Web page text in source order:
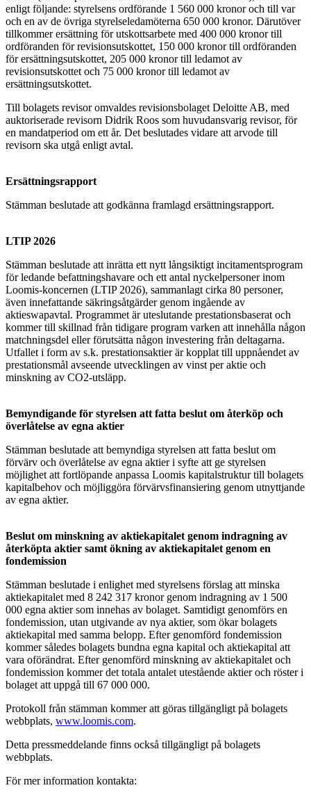
enligt följande: styrelsens ordförande 1 560 000 kronor och till var
och en av de övriga styrelseledamöterna 650 000 kronor. Därutöver
tillkommer ersättning för utskottsarbete med 400 000 kronor till
ordföranden för revisionsutskottet, 150 000 kronor till ordföranden
för ersättningsutskottet, 205 000 kronor till ledamot av
revisionsutskottet och 75 000 kronor till ledamot av
ersättningsutskottet.
Till bolagets revisor omvaldes revisionsbolaget Deloitte AB, med
auktoriserade revisorn Didrik Roos som huvudansvarig revisor, för
en mandatperiod om ett år. Det beslutades vidare att arvode till
revisorn ska utgå enligt avtal.
Ersättningsrapport
Stämman beslutade att godkänna framlagd ersättningsrapport.
LTIP 2026
Stämman beslutade att inrätta ett nytt långsiktigt incitamentsprogram
för ledande befattningshavare och ett antal nyckelpersoner inom
Loomis-koncernen (LTIP 2026), sammanlagt cirka 80 personer,
även innefattande säkringsåtgärder genom ingående av
aktieswapavtal. Programmet är uteslutande prestationsbaserat och
kommer till skillnad från tidigare program varken att innehålla någon
matchningsdel eller förutsätta någon investering från deltagarna.
Utfallet i form av s.k. prestationsaktier är kopplat till uppnåendet av
prestationsmål avseende utvecklingen av vinst per aktie och
minskning av CO2-utsläpp.
Bemyndigande för styrelsen att fatta beslut om återköp och
överlåtelse av egna aktier
Stämman beslutade att bemyndiga styrelsen att fatta beslut om
förvärv och överlåtelse av egna aktier i syfte att ge styrelsen
möjlighet att fortlöpande anpassa Loomis kapitalstruktur till bolagets
kapitalbehov och möjliggöra förvärvsfinansiering genom utnyttjande
av egna aktier.
Beslut om minskning av aktiekapitalet genom indragning av
återköpta aktier samt ökning av aktiekapitalet genom en
fondemission
Stämman beslutade i enlighet med styrelsens förslag att minska
aktiekapitalet med 8 242 317 kronor genom indragning av 1 500
000 egna aktier som innehas av bolaget. Samtidigt genomförs en
fondemission, utan utgivande av nya aktier, som ökar bolagets
aktiekapital med samma belopp. Efter genomförd fondemission
kommer således bolagets bundna egna kapital och aktiekapital att
vara oförändrat. Efter genomförd minskning av aktiekapitalet och
fondemission kommer det totala antalet utestående aktier och röster i
bolaget att uppgå till 67 000 000.
Protokoll från stämman kommer att göras tillgängligt på bolagets
webbplats, www.loomis.com.
Detta pressmeddelande finns också tillgängligt på bolagets
webbplats.
För mer information kontakta: